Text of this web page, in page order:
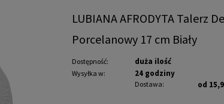
LUBIANA AFRODYTA Talerz
Porcelanowy 17 cm Biały
Dostępność: duża ilość
Wysyłka w: 24 godziny
Dostawa: od